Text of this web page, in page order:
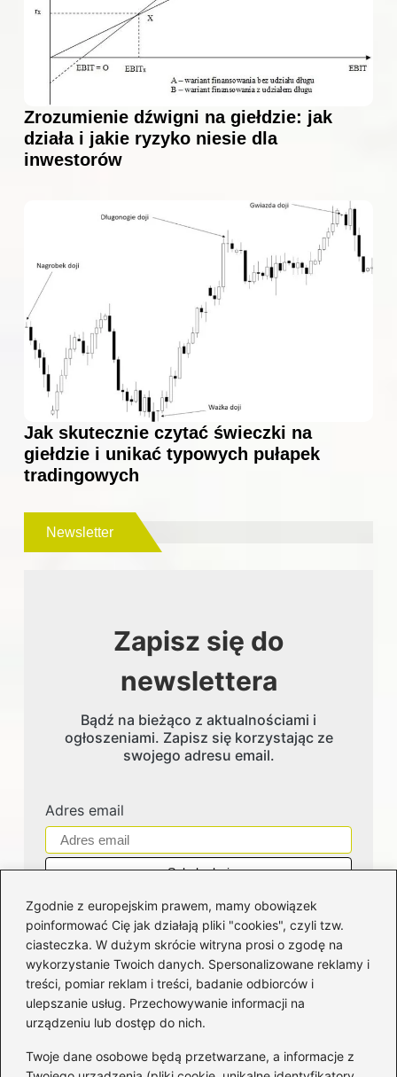
Zgodnie z europejskim prawem, mamy obowiązek
poinformować Cię jak działają pliki "cookies", czyli tzw.
ciasteczka. W dużym skrócie witryna prosi o zgodę na
wykorzystanie Twoich danych. Spersonalizowane reklamy i
treści, pomiar reklam i treści, badanie odbiorców i
ulepszanie usług. Przechowywanie informacji na
urządzeniu lub dostęp do nich.
Twoje dane osobowe będą przetwarzane, a informacje z
Zrozumienie dźwigni na giełdzie: jak
działa i jakie ryzyko niesie dla
inwestorów
Jak skutecznie czytać świeczki na
giełdzie i unikać typowych pułapek
tradingowych
Newsletter
Zapisz się do
newslettera
Bądź na bieżąco z aktualnościami i
ogłoszeniami. Zapisz się korzystając ze
swojego adresu email.
Adres email
Kategorie
Bankowość (184)
Fundusze
(36)
Giełda(28)